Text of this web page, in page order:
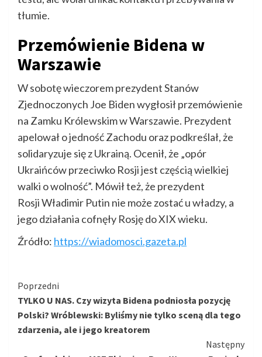
tłumie.
Przemówienie Bidena w
Warszawie
W sobotę wieczorem prezydent Stanów
Zjednoczonych Joe Biden wygłosił przemówienie
na Zamku Królewskim w Warszawie. Prezydent
apelował o jedność Zachodu oraz podkreślał, że
solidaryzuje się z Ukrainą. Ocenił, że „opór
Ukraińców przeciwko Rosji jest częścią wielkiej
walki o wolność”. Mówił też, że prezydent
Rosji Władimir Putin nie może zostać u władzy, a
jego działania cofnęły Rosję do XIX wieku.
Źródło: https://wiadomosci.gazeta.pl
Kontynuuj
czytanie
Poprzedni
TYLKO U NAS. Czy wizyta Bidena podniosła pozycję
Polski? Wróblewski: Byliśmy nie tylko sceną dla tego
zdarzenia, ale i jego kreatorem
Następny